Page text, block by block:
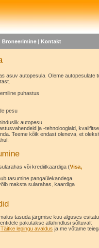
Broneerimine| Kontakt
asuv autopesula. Oleme autopesulate
puhastus
pesu
autopesu
ja -tehnoloogiaid,
Teeme kõik endast oleneva, et
või krediitkaardiga (Visa,
tasumine pangaülekandega.
maksta sularahas, kaardiga
tasuda järgmise kuu alguses
pakutakse allahindlusi sõltuvalt
Täitke lepingu avaldus ja me võtame